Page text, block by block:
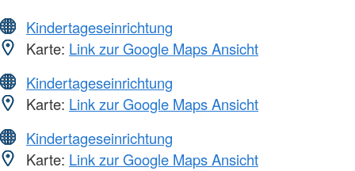
Kindertageseinrichtung
Karte: Link zur Google Maps Ansicht
Kindertageseinrichtung
Karte: Link zur Google Maps Ansicht
Kindertageseinrichtung
Karte: Link zur Google Maps Ansicht